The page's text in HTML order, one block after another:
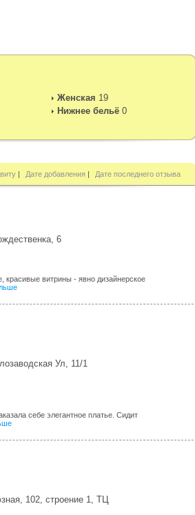
Женская 19
Нижнее бельё 0
| Дате добавления | Дате последнего отзыва
6
витрины - явно дизайнерское
Ул, 11/1
себе элегантное платье. Сидит
102, строение 1, ТЦ